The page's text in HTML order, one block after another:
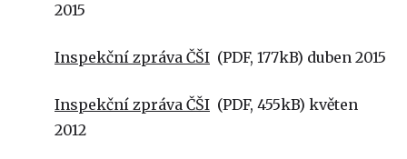
2015
Inspekční zpráva ČŠI (PDF, 177kB) duben 2015
Inspekční zpráva ČŠI (PDF, 455kB) květen
2012